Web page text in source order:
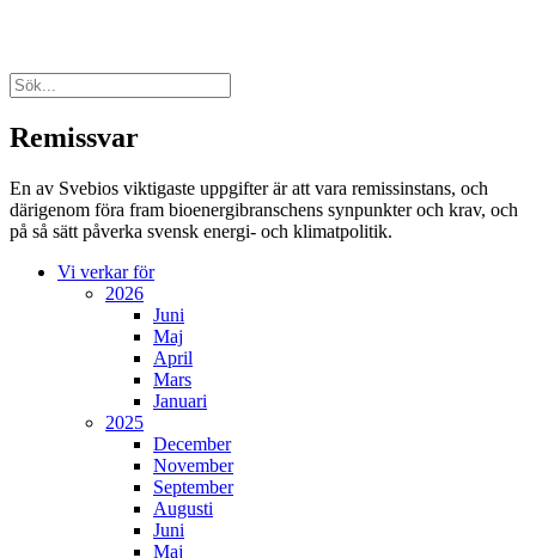
Remissvar
En av Svebios viktigaste uppgifter är att vara remissinstans, och
därigenom föra fram bioenergibranschens synpunkter och krav, och
på så sätt påverka svensk energi- och klimatpolitik.
Vi verkar för
2026
Juni
Maj
April
Mars
Januari
2025
December
November
September
Augusti
Juni
Maj